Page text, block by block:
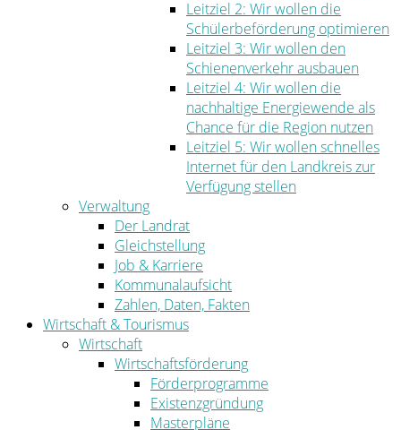
Leitziel 2: Wir wollen die
Schülerbeförderung optimieren
Leitziel 3: Wir wollen den
Schienenverkehr ausbauen
Leitziel 4: Wir wollen die
nachhaltige Energiewende als
Chance für die Region nutzen
Leitziel 5: Wir wollen schnelles
Internet für den Landkreis zur
Verfügung stellen
Verwaltung
Der Landrat
Gleichstellung
Job & Karriere
Kommunalaufsicht
Zahlen, Daten, Fakten
Wirtschaft & Tourismus
Wirtschaft
Wirtschaftsförderung
Förderprogramme
Existenzgründung
Masterpläne